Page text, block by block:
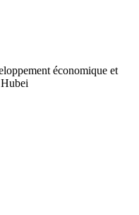
économique et